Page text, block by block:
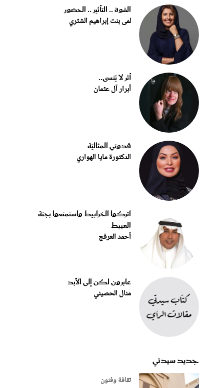
القوة .. التأثير .. الحضور
لمى بنت إبراهيم الشثري
أثر لا يُنسى..
أبرار آل عثمان
قدوتي المثاليّة
الدكتورة مايا الهواري
اتركوا الخرابيط واستمتعوا بجنة
العبيط
أحمد العرفج
عابرون لكن إلى الأبد
منال الحصيني
جديد سيدتي
ثقافة وفنون